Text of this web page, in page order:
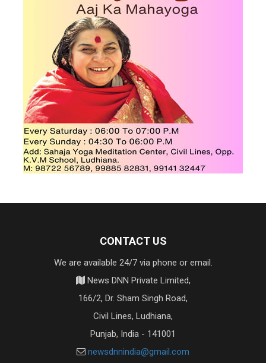
CONTACT US
We are available 24/7 via phone or email.
News DNN Private Limited,
166/2, Dr. Sham Singh Road,
Civil Lines, Ludhiana,
Punjab, India - 141001
newsdnnindia@gmail.com